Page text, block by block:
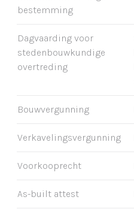
bestemming
Dagvaarding voor
stedenbouwkundige
overtreding
Bouwvergunning
Verkavelingsvergunning
Voorkooprecht
As-built attest